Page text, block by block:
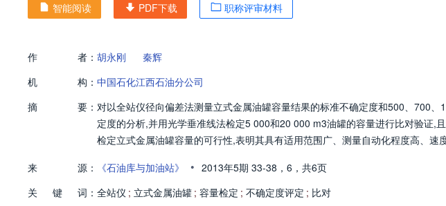
智能阅读 PDF下载 职称评审材料
作 者： 胡永刚
秦辉
机
构： 中国石化江西石油分公司
摘
要： 对以全站仪径向偏差法测量立式金属油罐容量结果的标准不确定度和500、700
定度的分析,并用光学垂准线法检定5 000和20 000 m3油罐的容量进行比对验证,
检定立式金属油罐容量的可行性,表明其具有适用范围广、测量自动化程度高、速
来
源： 《石油库与加油站》 • 2013年5期 33-38， 6， 共6页
关
键 词： 全站仪 ; 立式金属油罐 ; 容量检定 ; 不确定度评定 ; 比对